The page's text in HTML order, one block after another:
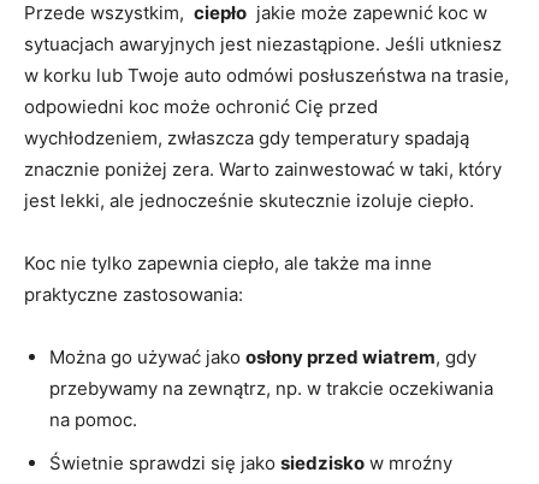
Przede wszystkim, ‍ ciepło ⁤ jakie‌ może zapewnić koc w
sytuacjach awaryjnych ​jest niezastąpione. Jeśli⁣ utkniesz
⁤w korku lub Twoje ​auto​ odmówi ⁤posłuszeństwa na ⁣trasie,
odpowiedni koc może⁤ ochronić Cię ⁤przed
wychłodzeniem,⁣ zwłaszcza⁢ gdy⁢ temperatury spadają
znacznie poniżej zera. Warto zainwestować w taki, który
jest lekki, ale jednocześnie skutecznie⁢ izoluje ciepło.
Koc nie tylko zapewnia ciepło, ale także ma inne
praktyczne zastosowania:
Można go używać jako osłony przed wiatrem, gdy
przebywamy na zewnątrz, np. w trakcie oczekiwania
na pomoc.
Świetnie sprawdzi się jako⁤ siedzisko w mroźny